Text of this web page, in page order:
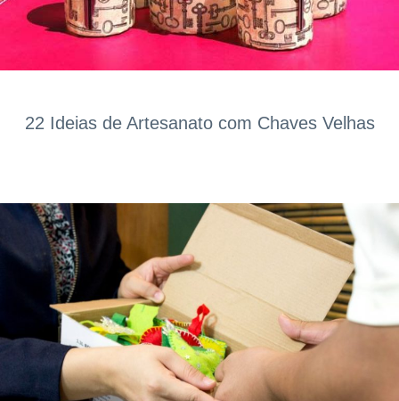
22 Ideias de Artesanato com Chaves Velhas